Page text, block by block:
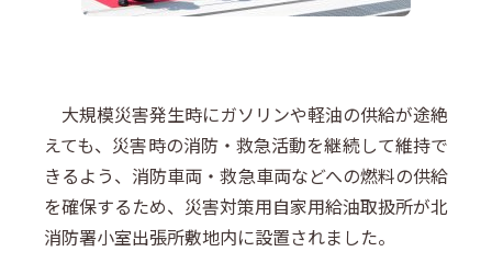
大規模災害発生時にガソリンや軽油の供給が途絶
えても、災害時の消防・救急活動を継続して維持で
きるよう、消防車両・救急車両などへの燃料の供給
を確保するため、災害対策用自家用給油取扱所が北
消防署小室出張所敷地内に設置されました。